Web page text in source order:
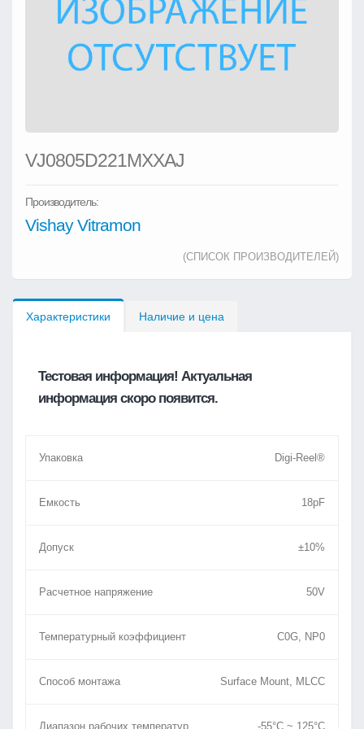
VJ0805D221MXXAJ
Производитель:
Vishay Vitramon
(СПИСОК ПРОИЗВОДИТЕЛЕЙ)
Характеристики Наличие и цена
Тестовая информация! Актуальная
информация скоро появится.
Упаковка Digi-Reel®
Емкость 18pF
Допуск ±10%
Расчетное напряжение 50V
Температурный коэффициент C0G, NP0
Способ монтажа Surface Mount, MLCC
Диапазон рабочих температур -55°C ~ 125°C